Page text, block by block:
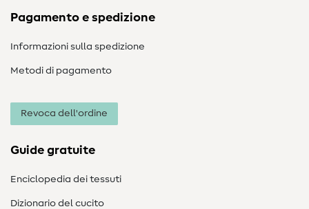
Pagamento e spedizione
Informazioni sulla spedizione
Metodi di pagamento
Revoca dell'ordine
Guide gratuite
Enciclopedia dei tessuti
Dizionario del cucito